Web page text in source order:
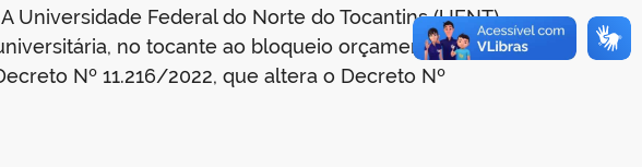
Universidade Federal do Norte do Tocantins (UFNT)
no tocante ao bloqueio orçamentário
Nº 11.216/2022, que altera o Decreto Nº